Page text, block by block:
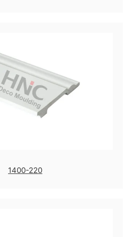
1400-220